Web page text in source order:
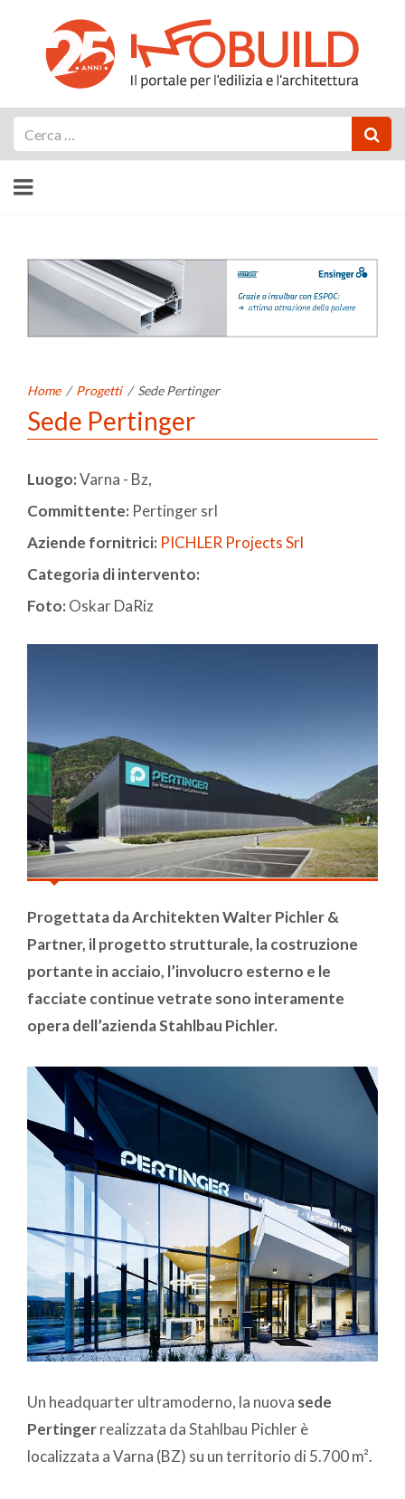
Home / Progetti / Sede Pertinger
Sede Pertinger
Luogo:Varna - Bz,
Committente: Pertinger srl
Aziende fornitrici: PICHLER Projects Srl
Categoria di intervento:
Foto: Oskar DaRiz
Progettata da Architekten Walter Pichler &
Partner, il progetto strutturale, la costruzione
portante in acciaio, l’involucro esterno e le
facciate continue vetrate sono interamente
opera dell’azienda Stahlbau Pichler.
Un headquarter ultramoderno, la nuova sede
Pertingerrealizzata da Stahlbau Pichler è
localizzata a Varna (BZ) su un territorio di 5.700 m².